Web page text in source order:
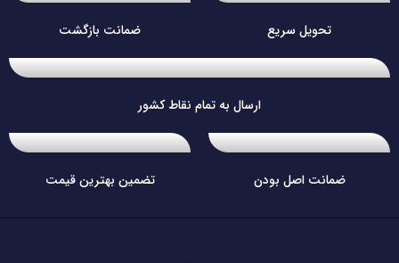
تحویل سریع ضمانت بازگشت
ارسال به تمام نقاط کشور
ضمانت اصل بودن تضمین بهترین قیمت